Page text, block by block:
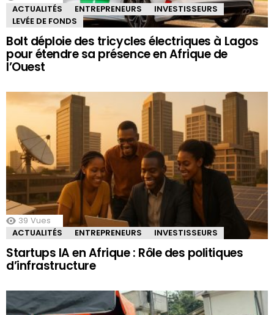
ACTUALITÉS
ENTREPRENEURS
INVESTISSEURS
LEVÉE DE FONDS
Bolt déploie des tricycles électriques à Lagos
pour étendre sa présence en Afrique de
l’Ouest
39 Vues
ACTUALITÉS
ENTREPRENEURS INVESTISSEURS
Startups IA en Afrique : Rôle des politiques
d’infrastructure